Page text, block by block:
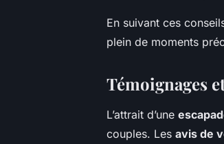
En suivant ces
plein de moments
Témoignages
L’attrait d’une
couples. Les avis de